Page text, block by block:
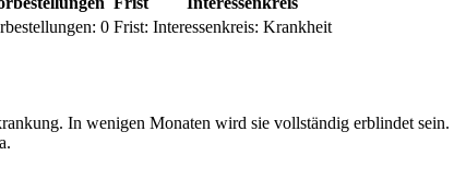
0 Frist: Interessenkreis: Krankheit
In wenigen Monaten wird sie vollständig erblindet